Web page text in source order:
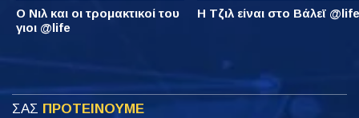
Ο Νιλ και οι τρομακτικοί του
γιοι @life
Η Τζιλ είναι στο Βάλεϊ @life
ΣΑΣ ΠΡΟΤΕΙΝΟΥΜΕ